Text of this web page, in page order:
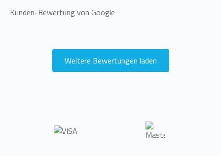
Kunden-Bewertung von Google
Weitere Bewertungen laden